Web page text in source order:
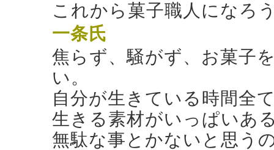
これから菓子職人になろ
一条氏
焦らず、騒がず、お菓子
い。
自分が生きている時間全
生きる素材がいっぱいあ
無駄な事とかないと思う